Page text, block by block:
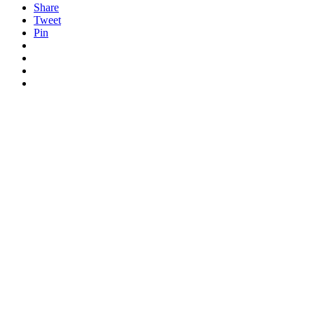
Share
Tweet
Pin